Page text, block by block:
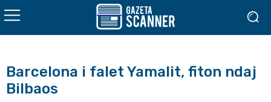
Barcelona i falet Yamalit, fiton ndaj
Bilbaos